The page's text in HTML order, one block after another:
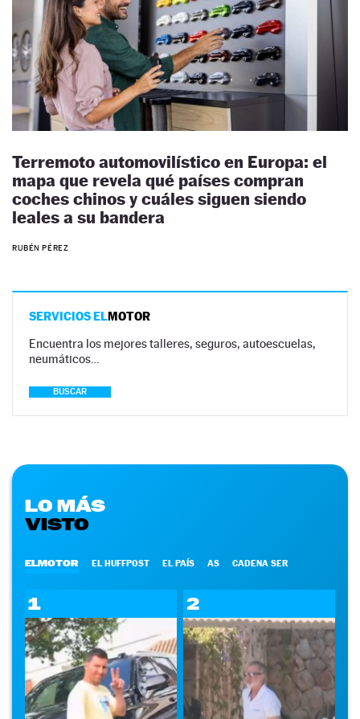
Terremoto automovilístico en Europa: el
mapa que revela qué países compran
coches chinos y cuáles siguen siendo
leales a su bandera
RUBÉN PÉREZ
SERVICIOS ELMOTOR
Encuentra los mejores talleres, seguros, autoescuelas,
neumáticos…
BUSCAR
LO MÁS
VISTO
ELMOTOR EL HUFFPOST EL PAÍS AS CADENA SER
1 2